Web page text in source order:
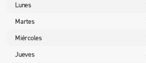
Lunes
Martes
Miércoles
Jueves